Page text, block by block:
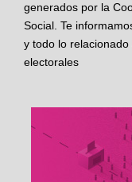
generados por la
Social. Te
y todo lo
electorales